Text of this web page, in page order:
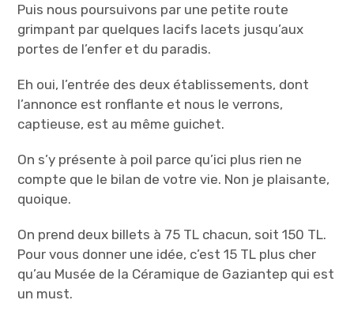
Puis nous poursuivons par une petite route
grimpant par quelques lacifs lacets jusqu’aux
portes de l’enfer et du paradis.
Eh oui, l’entrée des deux établissements, dont
l’annonce est ronflante et nous le verrons,
captieuse, est au même guichet.
On s’y présente à poil parce qu’ici plus rien ne
compte que le bilan de votre vie. Non je plaisante,
quoique.
On prend deux billets à 75 TL chacun, soit 150 TL.
Pour vous donner une idée, c’est 15 TL plus cher
qu’au Musée de la Céramique de Gaziantep qui est
un must.